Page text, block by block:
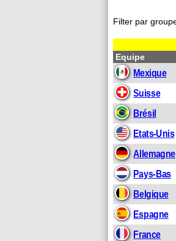
Filter par
Equipe
Mexique
Suisse
Brésil
Etats-Unis
Allemagne
Pays-Bas
Belgique
Espagne
France